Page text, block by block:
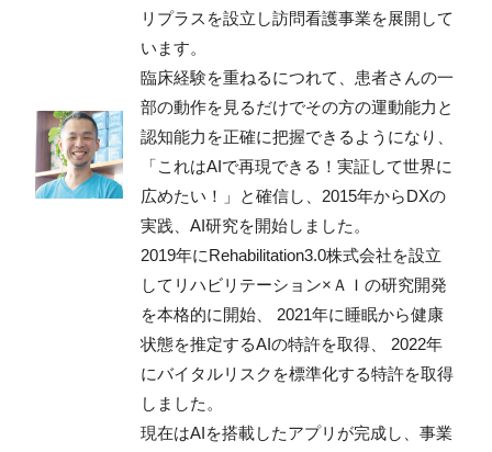
リプラスを設立し訪問看護事業を展開して
います。
臨床経験を重ねるにつれて、患者さんの一
部の動作を見るだけでその方の運動能力と
認知能力を正確に把握できるようになり、
「これはAIで再現できる！実証して世界に
広めたい！」と確信し、2015年からDXの
実践、AI研究を開始しました。
2019年にRehabilitation3.0株式会社を設立
してリハビリテーション×ＡＩの研究開発
を本格的に開始、 2021年に睡眠から健康
状態を推定するAIの特許を取得、 2022年
にバイタルリスクを標準化する特許を取得
しました。
現在はAIを搭載したアプリが完成し、事業